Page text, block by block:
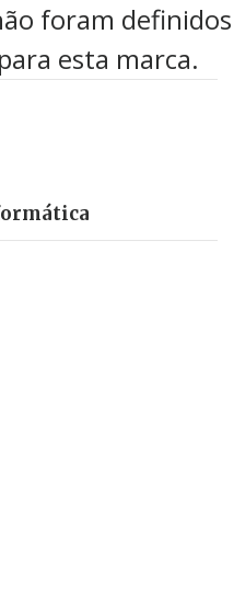
foram definidos
esta marca.